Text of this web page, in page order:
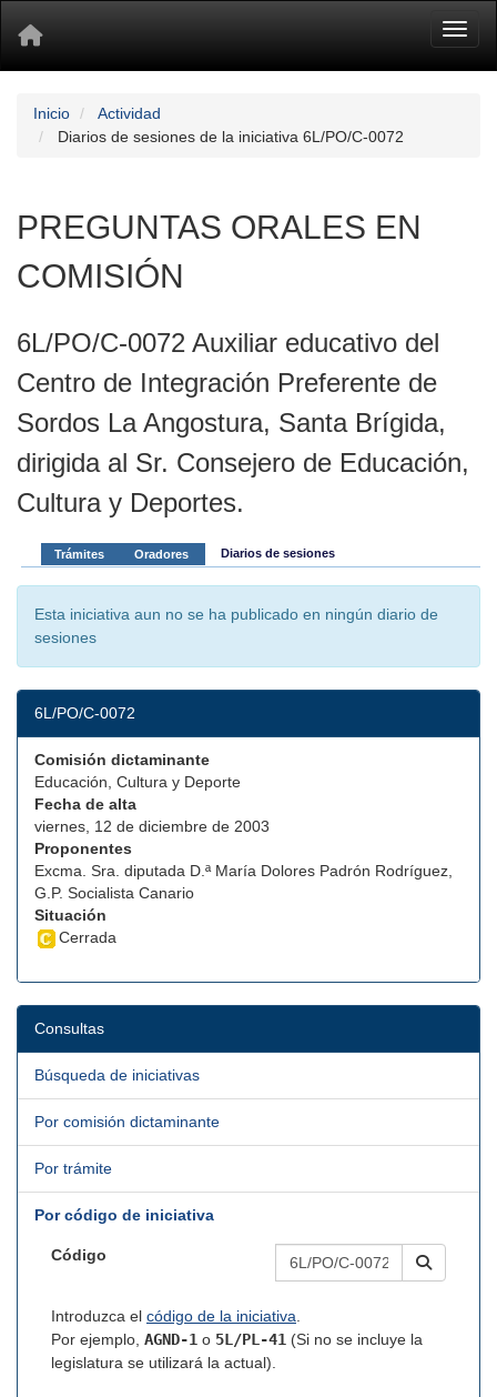
Inicio
Actividad
Diarios de sesiones de la iniciativa 6L/PO/C-0072
PREGUNTAS ORALES EN
COMISIÓN
6L/PO/C-0072 Auxiliar educativo del
Centro de Integración Preferente de
Sordos La Angostura, Santa Brígida,
dirigida al Sr. Consejero de Educación,
Cultura y Deportes.
Trámites Oradores Diarios de sesiones
Esta iniciativa aun no se ha publicado en ningún diario de
sesiones
6L/PO/C-0072
Comisión dictaminante
Educación, Cultura y Deporte
Fecha de alta
viernes, 12 de diciembre de 2003
Proponentes
Excma. Sra. diputada D.ª María Dolores Padrón Rodríguez,
G.P. Socialista Canario
Situación
Cerrada
Consultas
Búsqueda de iniciativas
Por comisión dictaminante
Por trámite
Por código de iniciativa
Código
Introduzca el código de la iniciativa.
Por ejemplo, AGND-1 o 5L/PL-41 (Si no se incluye la
legislatura se utilizará la actual).